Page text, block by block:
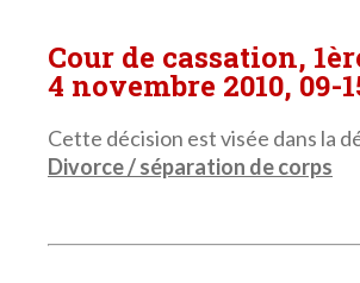
Cour de cassation,
4 novembre 2010, 09-
Cette décision est visée dans la
Divorce / séparation de corps